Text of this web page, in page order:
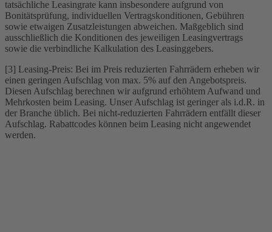
tatsächliche Leasingrate kann insbesondere aufgrund von
Bonitätsprüfung, individuellen Vertragskonditionen, Gebühren
sowie etwaigen Zusatzleistungen abweichen. Maßgeblich sind
ausschließlich die Konditionen des jeweiligen Leasingvertrags
sowie die verbindliche Kalkulation des Leasinggebers.
[3] Leasing-Preis: Bei im Preis reduzierten Fahrrädern erheben wir
einen geringen Aufschlag von max. 5% auf den Angebotspreis.
Diesen Aufschlag berechnen wir aufgrund erhöhtem Aufwand und
Mehrkosten beim Leasing. Unser Aufschlag ist geringer als i.d.R. in
der Branche üblich. Bei nicht-reduzierten Fahrrädern entfällt dieser
Aufschlag. Rabattcodes können beim Leasing nicht angewendet
werden.